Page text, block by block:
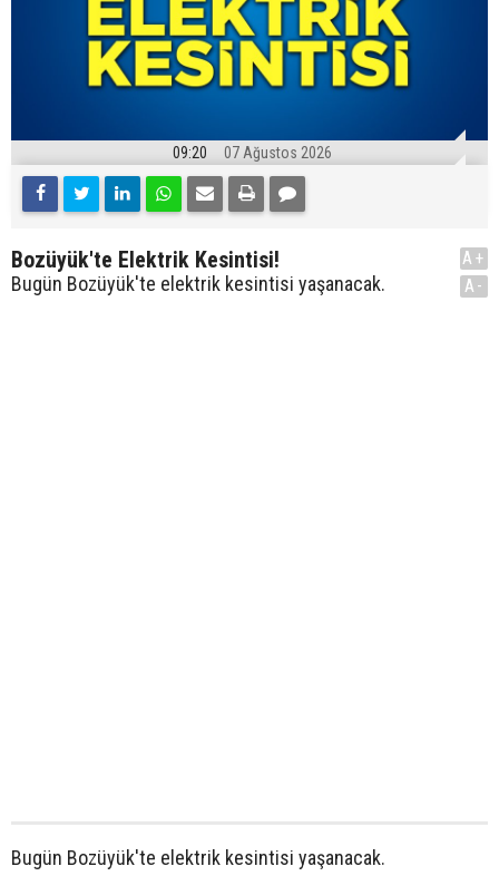
09:20 07 Ağustos 2026
Bozüyük'te Elektrik Kesintisi!
Bugün Bozüyük'te elektrik kesintisi yaşanacak.
A+
A-
Bugün Bozüyük'te elektrik kesintisi yaşanacak.